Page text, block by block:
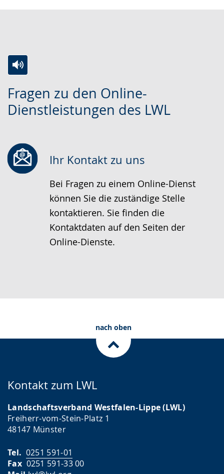
Fragen zu den Online-
Dienstleistungen des LWL
Leichten
Sprache
Audio-
Unterstützung.
Video
in
wird
angezeigt.
Ihr Kontakt zu uns
Bei Fragen zu einem Online-Dienst
können Sie die zuständige Stelle
kontaktieren. Sie finden die
Kontaktdaten auf den Seiten der
Online-Dienste.
nach oben
Kontakt zum LWL
Landschaftsverband Westfalen-Lippe (LWL)
Freiherr-vom-Stein-Platz 1
48147 Münster
Tel. 0251 591-01
Fax0251 591-33 00